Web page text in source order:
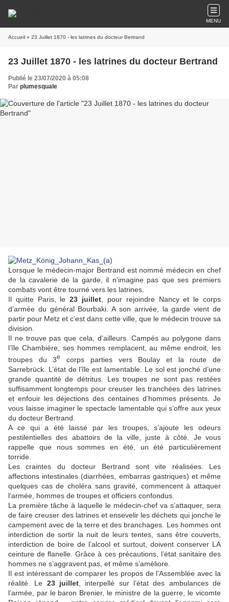
MENU
Accueil » 23 Juillet 1870 - les latrines du docteur Bertrand
23 Juillet 1870 - les latrines du docteur Bertrand
Publié le 23/07/2020 à 05:08
Par plumesquale
Lorsque le médecin-major Bertrand est nommé médecin en chef
de la cavalerie de la garde, il n’imagine pas que ses premiers
combats vont être tourné vers les latrines.
Il quitte Paris, le23 juillet , pour rejoindre Nancy et le corps
d’armée du général Bourbaki. A son arrivée, la garde vient de
partir pour Metz et c’est dans cette ville, que le médecin trouve sa
division.
Il ne trouve pas que cela, d’ailleurs. Campés au polygone dans
l’île Chambière, ses hommes remplacent, au même endroit, les
troupes du 3e
corps parties vers Boulay et la route de
Sarrebrück. L’état de l’île est lamentable. Le sol est jonché d’une
grande quantité de détritus. Les troupes ne sont pas restées
suffisamment longtemps pour creuser les tranchées des latrines
et enfouir les déjections des centaines d’hommes présents. Je
vous laisse imaginer le spectacle lamentable qui s’offre aux yeux
du docteur Bertrand.
A ce qui a été laissé par les troupes, s’ajoute les odeurs
pestilentielles des abattoirs de la ville, juste à côté. Je vous
rappelle que nous sommes en été, un été particulièrement
torride.
Les craintes du docteur Bertrand sont vite réalisées. Les
affections intestinales (diarrhées, embarras gastriques) et même
quelques cas de choléra sans gravité, commencent à attaquer
l’armée, hommes de troupes et officiers confondus.
La première tâche à laquelle le médecin-chef va s’attaquer, sera
de faire creuser des latrines et ensevelir les déchets qui jonche le
campement avec de la terre et des branchages. Les hommes ont
interdiction de sortir la nuit de leurs tentes, sans être couverts,
interdiction de boire de l’alcool et surtout, doivent conserver LA
ceinture de flanelle. Grâce à ces précautions, l’état sanitaire des
hommes ne s’aggravent pas, et même s’améliore.
Il est intéressant de comparer les propos de l’Assemblée avec la
réalité. Le 23 juillet , interpellé sur l’état des ambulances de
l’armée, par le baron Brenier, le ministre de la guerre, le vicomte